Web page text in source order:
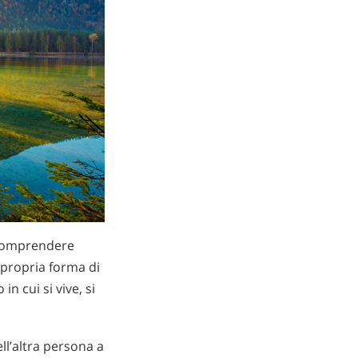
forma di
in cui si vive, si
persona a